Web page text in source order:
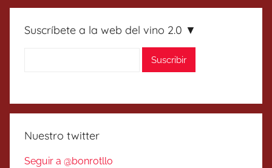
Suscríbete a la web del vino 2.0 ▼
Nuestro twitter
Seguir a @bonrotllo